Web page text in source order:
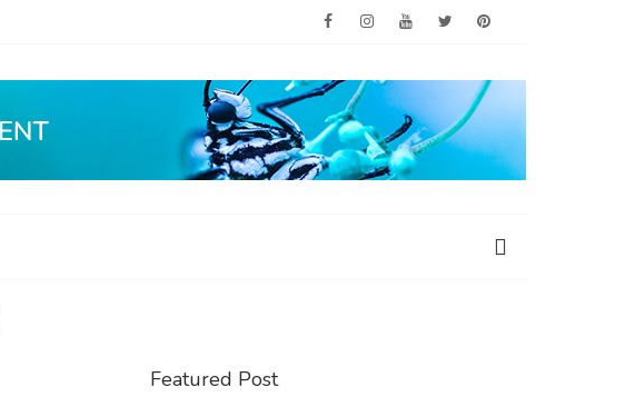
Featured Post